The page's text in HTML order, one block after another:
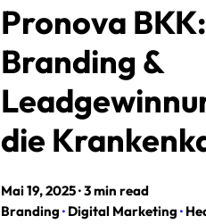
Pronova BKK:
Branding &
die
Mai 19, 2025·3 min read
Branding · Digital Marketing ·